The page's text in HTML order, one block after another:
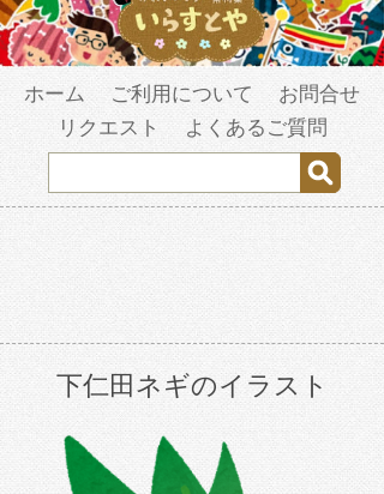
ホーム ご利用について
お問合せ
リクエスト
よくあるご質問
下仁田ネギのイラスト